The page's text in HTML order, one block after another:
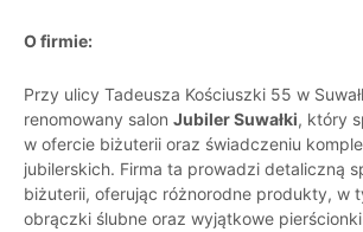
O firmie:
Przy ulicy Tadeusza Kościuszki 55 w
renomowany salon Jubiler Suwałki, który
w ofercie biżuterii oraz świadczeniu
jubilerskich. Firma ta prowadzi detaliczną
biżuterii, oferując różnorodne produkty, w
obrączki ślubne oraz wyjątkowe